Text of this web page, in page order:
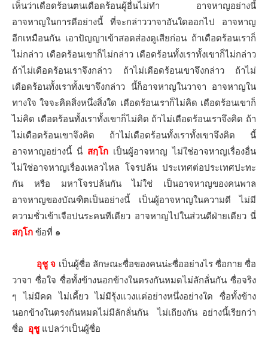
เห็นว่าเดือดร้อนตนเดือดร้อนผู้อื่นไม่ทำ อาจหาญอย่างนี้
อาจหาญในการดีอย่างนี้ ที่จะกล่าววาจาอันใดออกไป อาจหาญ
อีกเหมือนกัน เอาปัญญาเข้าสอดส่องดูเสียก่อน ถ้าเดือดร้อนเราก็
ไม่กล่าว เดือดร้อนเขาก็ไม่กล่าว เดือดร้อนทั้งเราทั้งเขาก็ไม่กล่าว
ถ้าไม่เดือดร้อนเราจึงกล่าว ถ้าไม่เดือดร้อนเขาจึงกล่าว ถ้าไม่
เดือดร้อนทั้งเราทั้งเขาจึงกล่าว นี้ก็อาจหาญในวาจา อาจหาญใน
ทางใจ ใจจะคิดสิ่งหนึ่งสิ่งใด เดือดร้อนเราก็ไม่คิด เดือดร้อนเขาก็
ไม่คิด เดือดร้อนทั้งเราทั้งเขาก็ไม่คิด ถ้าไม่เดือดร้อนเราจึงคิด ถ้า
ไม่เดือดร้อนเขาจึงคิด ถ้าไม่เดือดร้อนทั้งเราทั้งเขาจึงคิด นี้
อาจหาญอย่างนี้ นี่ สกฺโก เป็นผู้อาจหาญ ไม่ใช่อาจหาญเรื่องอื่น
ไม่ใช่อาจหาญเรื่องเหลวไหล โจรปล้น ประเทศต่อประเทศปะทะ
กัน หรือ มหาโจรปล้นกัน ไม่ใช่ เป็นอาจหาญของคนพาล
อาจหาญของบัณฑิตเป็นอย่างนี้ เป็นผู้อาจหาญในความดี ไม่มี
ความชั่วเข้าเจือปนระคนทีเดียว อาจหาญไปในส่วนดีฝ่ายเดียว นี่
สกฺโก ข้อที่ ๑
อุชู จ เป็นผู้ซื่อ ลักษณะซื่อของคนน่ะซื่ออย่างไร ซื่อกาย ซื่อ
วาจา ซื่อใจ ซื่อทั้งข้างนอกข้างในตรงกันหมดไม่ลักลั่นกัน ซื่อจริง
ๆ ไม่มีคด ไม่เคี้ยว ไม่มีรุ้งแวงแต่อย่างหนึ่งอย่างใด ซื่อทั้งข้าง
นอกข้างในตรงกันหมดไม่มีลักลั่นกัน ไม่เถียงกัน อย่างนี้เรียกว่า
ซื่อ อุชูแปลว่าเป็นผู้ซื่อ